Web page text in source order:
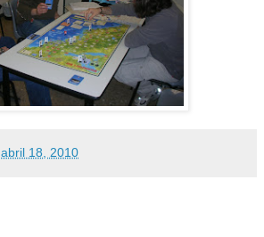
18, 2010